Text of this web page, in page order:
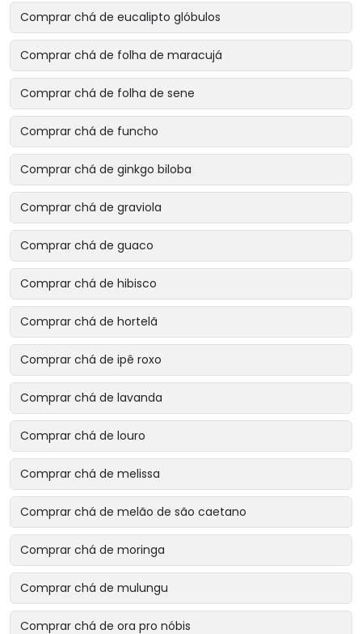
Comprar chá de eucalipto glóbulos
Comprar chá de folha de maracujá
Comprar chá de folha de sene
Comprar chá de funcho
Comprar chá de ginkgo biloba
Comprar chá de graviola
Comprar chá de guaco
Comprar chá de hibisco
Comprar chá de hortelã
Comprar chá de ipê roxo
Comprar chá de lavanda
Comprar chá de louro
Comprar chá de melissa
Comprar chá de melão de são caetano
Comprar chá de moringa
Comprar chá de mulungu
Comprar chá de ora pro nóbis